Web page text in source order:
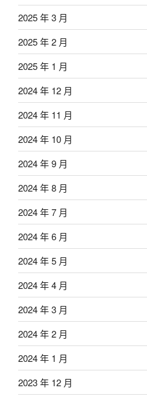
2025 年 3 月
2025 年 2 月
2025 年 1 月
2024 年 12 月
2024 年 11 月
2024 年 10 月
2024 年 9 月
2024 年 8 月
2024 年 7 月
2024 年 6 月
2024 年 5 月
2024 年 4 月
2024 年 3 月
2024 年 2 月
2024 年 1 月
2023 年 12 月